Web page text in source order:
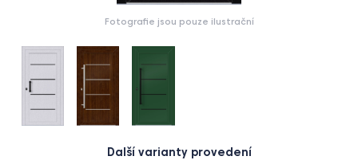
Fotografie jsou pouze ilustrační
Další varianty provedení